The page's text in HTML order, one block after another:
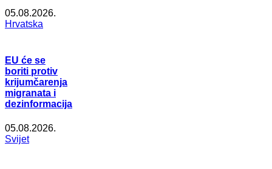
05.08.2026.
Hrvatska
EU će se
boriti protiv
krijumčarenja
migranata i
dezinformacija
05.08.2026.
Svijet